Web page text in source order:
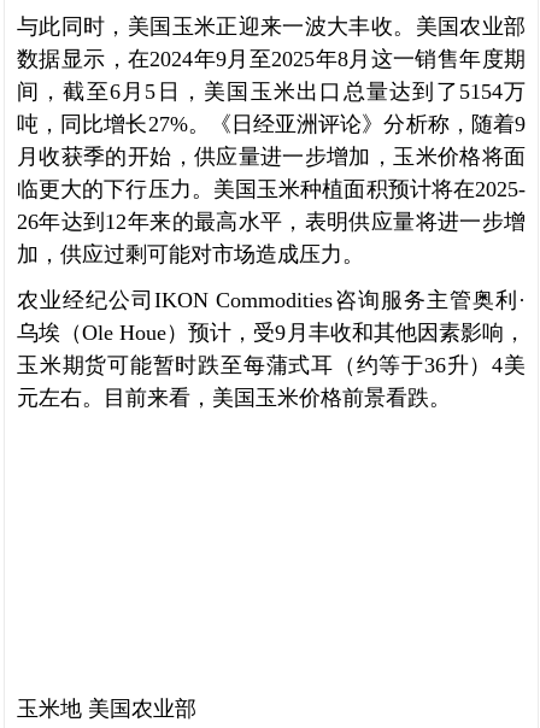
与此同时，美国玉米正迎来一波大丰收。美国农业部
数据显示，在2024年9月至2025年8月这一销售年度期
间，截至6月5日，美国玉米出口总量达到了5154万
吨，同比增长27%。《日经亚洲评论》分析称，随着9
月收获季的开始，供应量进一步增加，玉米价格将面
临更大的下行压力。美国玉米种植面积预计将在2025-
26年达到12年来的最高水平，表明供应量将进一步增
加，供应过剩可能对市场造成压力。
农业经纪公司IKON Commodities咨询服务主管奥利·
乌埃（Ole Houe）预计，受9月丰收和其他因素影响，
玉米期货可能暂时跌至每蒲式耳（约等于36升）4美
元左右。目前来看，美国玉米价格前景看跌。
玉米地 美国农业部